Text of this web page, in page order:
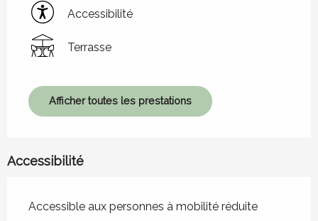
Accessibilité
Terrasse
Afficher toutes les prestations
Accessibilité
Accessible aux personnes à mobilité réduite